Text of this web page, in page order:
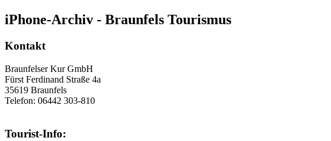
iPhone-Archiv - Braunfels Tourismus
Kontakt
Braunfelser Kur GmbH
Fürst Ferdinand Straße 4a
35619 Braunfels
Telefon: 06442 303-810
Tourist-Info: